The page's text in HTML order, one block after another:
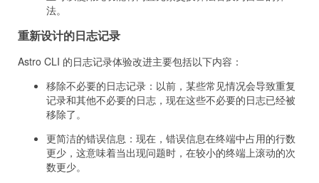
法。
重新设计的日志记录
Astro CLI 的日志记录体验改进主要包括以下内容：
移除不必要的日志记录：以前，某些常见情况会导致重复
记录和其他不必要的日志，现在这些不必要的日志已经被
移除了。
更简洁的错误信息：现在，错误信息在终端中占用的行数
更少，这意味着当出现问题时，在较小的终端上滚动的次
数更少。